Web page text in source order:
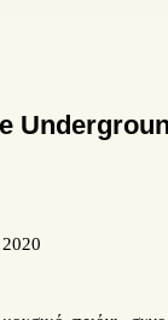
2020